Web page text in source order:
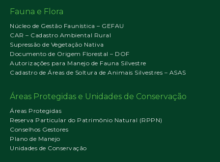
Fauna e Flora
Núcleo de Gestão Faunística – GEFAU
CAR – Cadastro Ambiental Rural
Supressão de Vegetação Nativa
Documento de Origem Florestal – DOF
Autorizações para Manejo de Fauna Silvestre
Cadastro de Áreas de Soltura de Animais Silvestres – ASAS
Áreas Protegidas e Unidades de Conservação
Áreas Protegidas
Reserva Particular do Patrimônio Natural (RPPN)
Conselhos Gestores
Plano de Manejo
Unidades de Conservação